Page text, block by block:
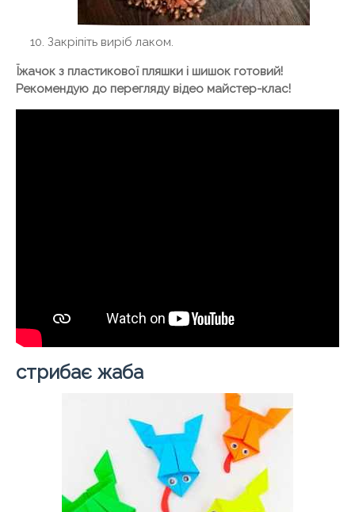
Закріпіть виріб лаком.
Їжачок з пластикової пляшки і шишок готовий!
Рекомендую до перегляду відео майстер-клас!
стрибає жаба